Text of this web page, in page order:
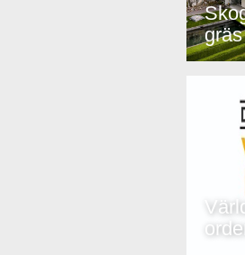
gräs